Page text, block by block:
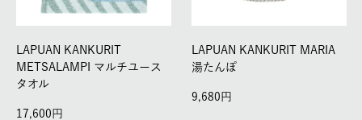
LAPUAN KANKURIT
METSALAMPI マルチユース
タオル
17,600
LAPUAN KANKURIT MARIA
湯たんぽ
9,680